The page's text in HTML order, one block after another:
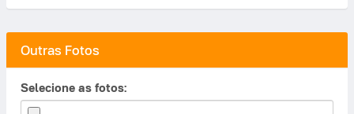
Outras Fotos
Selecione as fotos: